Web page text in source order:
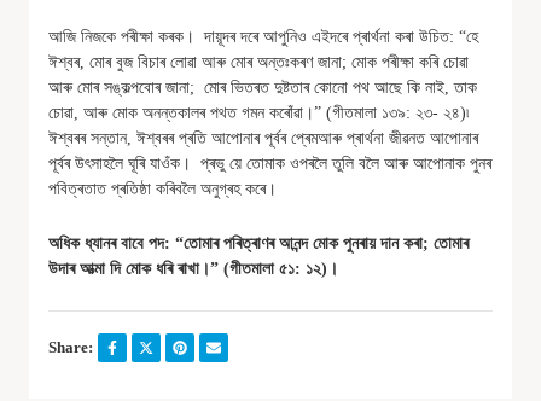
আজি নিজকে পৰীক্ষা কৰক। দায়ূদৰ দৰে আপুনিও এইদৰে প্ৰাৰ্থনা কৰা উচিত: “হে
ঈশ্বৰ, মোৰ বুজ বিচাৰ লোৱা আৰু মোৰ অন্তঃকৰণ জানা; মোক পৰীক্ষা কৰি চোৱা
আৰু মোৰ সঙ্কল্পবোৰ জানা; মোৰ ভিতৰত দুষ্টতাৰ কোনো পথ আছে কি নাই, তাক
চোৱা, আৰু মোক অনন্তকালৰ পথত গমন কৰোঁৱা।” (গীতমালা ১৩৯: ২৩- ২৪)৷
ঈশ্বৰৰ সন্তান, ঈশ্বৰৰ প্ৰতি আপোনাৰ পূৰ্বৰ প্ৰেমআৰু প্ৰাৰ্থনা জীৱনত আপোনাৰ
পূৰ্বৰ উৎসাহলৈ ঘূৰি যাওঁক। প্ৰভু য়ে তোমাক ওপৰলৈ তুলি বলৈ আৰু আপোনাক পুনৰ
পবিত্ৰতাত প্ৰতিষ্ঠা কৰিবলৈ অনুগ্ৰহ কৰে।
অধিক ধ্যানৰ বাবে পদ: “তোমাৰ পৰিত্ৰাণৰ আনন্দ মোক পুনৰায় দান কৰা; তোমাৰ
উদাৰ আত্মা দি মোক ধৰি ৰাখা।” (গীতমালা ৫১: ১২)।
Share: